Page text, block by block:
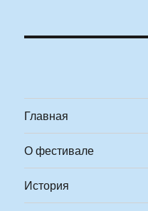
Главная
О фестивале
История